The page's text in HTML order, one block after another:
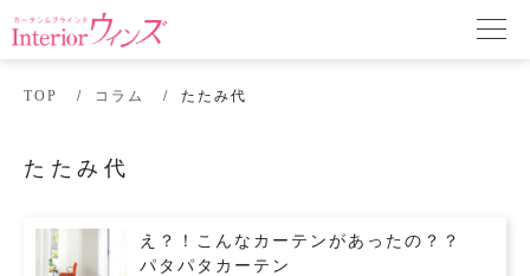
TOP コラム たたみ代
たたみ代
え？！こんなカーテンがあったの？？
パタパタカーテン